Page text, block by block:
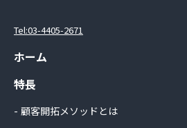
Tel:03-4405-2671
ホーム
特長
顧客開拓メソッドとは